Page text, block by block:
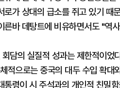
로가 상대의 급소를 쥐고 있기
른바 데탕트에 비유하면서도 "역
담의 실질적 성과는 제한적이
적으로는 중국의 대두 수입 확대
통령이 시 주석과의 개인적 친밀